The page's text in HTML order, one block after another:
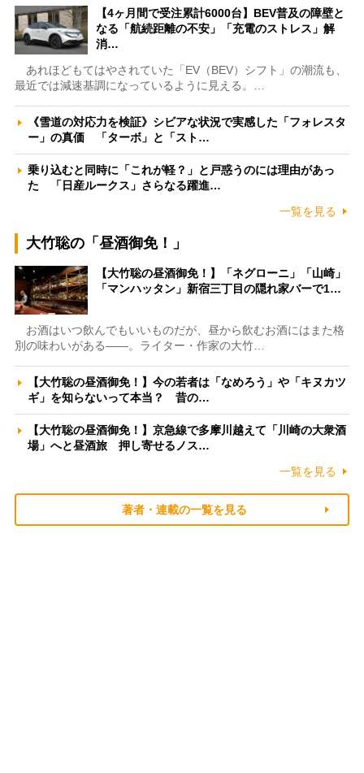
【4ヶ月間で受注累計6000台】BEV普及の障壁と
なる「航続距離の不安」「充電のストレス」解
消…
あれほどもてはやされていた「EV（BEV）シフト」の潮流も、
最近では減速基調になっているように見える。…
《雪道の対応力を検証》シビアな状況で実感した「フォレスタ
ー」の真価 「ターボ」と「スト…
乗り込むと同時に「これが軽？」と戸惑うのには理由があっ
た 「日産ルークス」さらなる躍進…
一覧を見る
大竹聡の「昼酒御免！」
【大竹聡の昼酒御免！】「ネグローニ」「山崎」
「マンハッタン」新宿三丁目の隠れ家バーで1…
お酒はいつ飲んでもいいものだが、昼から飲むお酒にはまた格
別の味わいがある――。ライター・作家の大竹…
【大竹聡の昼酒御免！】今の若者は「なめろう」や「キヌカツ
ギ」を知らないって本当？ 昔の…
【大竹聡の昼酒御免！】京急線で多摩川越えて「川崎の大衆酒
場」へと昼酒旅 押し寄せるノス…
一覧を見る
著者・連載の一覧を見る